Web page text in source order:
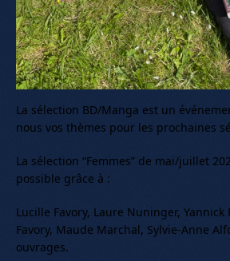
La sélection BD/Manga est un
nous vos thèmes pour les prochaines
La sélection “Femmes” de mai/juillet
possible grâce à :
Lucille Favory, Laure Nuninger, Yannick
Favory, Maude Marchal, Sylvie-Anne
ouvrages.